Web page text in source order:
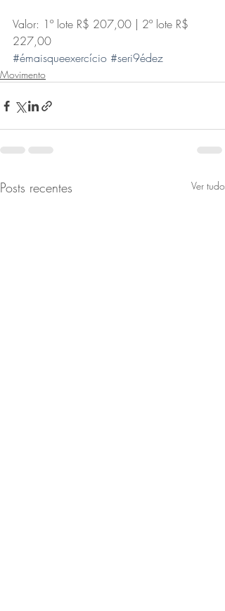
Valor: 1º lote R$ 207,00 | 2º lote R$
227,00
#émaisqueexercício #seri9édez
Movimento
Posts recentes Ver tudo